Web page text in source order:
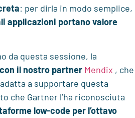
: per dirla in modo semplice,
applicazioni portano valore
da questa sessione, la
con il nostro partner Mendix , che
a supportare questa
che Gartner l’ha riconosciuta
low-code per l’ottavo